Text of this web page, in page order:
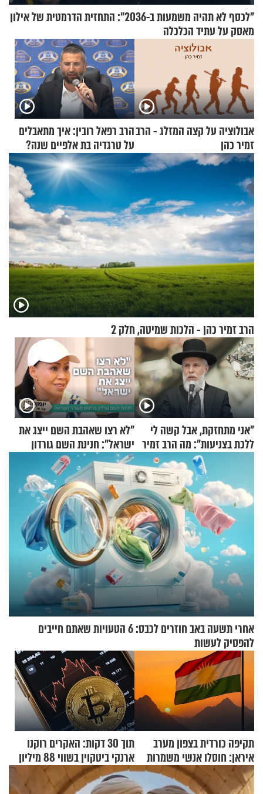
"לכסף לא תהיה משמעות ב-2036": התחזית הדרמטית של אילון
מאסק על עתיד הכלכלה
אבולוציה על קצה המזלג - הרב
זמיר כהן
הרב רפאל רובין: איך מתאבלים
על טרגדיה בת אלפיים שנה?
הרב זמיר כהן - הלכות שמיטה, חלק 2
"אני מתחזקת, אבל קשה לי
ללכת בצניעות": מה הרב זמיר
כהן המליץ לה לעשות?
"לא רצו שאהבת השם ייצג את
ישראל": חנינת השם גורדון
בריאיון מעורר השראה
אחרי תשעה באב חוזרים לכבס: 6 הטעויות שאתם חייבים
להפסיק לעשות
תקיפה כורדית בצפון מערב
איראן: חוסלו אנשי משמרות
המהפכה
תוך 30 דקות: האקרים רוקנו
ארנקי ביטקוין בשווי 88 מיליון
דולר